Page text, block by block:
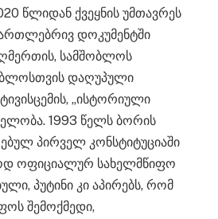
წლიდან ქვეყნის უმთავრეს
დოკუმენტში
ღმერთის, სამშობლოს
დაღუპული
„ისტორიული
1993 წელს ბორის
პირველ კონსტიტუციაში
ოფიციალურ სახელმწიფო
პუტინი კი აპირებს, რომ
შემოქმედი,